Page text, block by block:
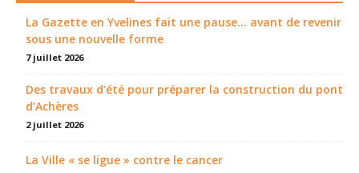
La Gazette en Yvelines fait une pause... avant de revenir
sous une nouvelle forme
7 juillet 2026
Des travaux d’été pour préparer la construction du pont
d’Achères
2 juillet 2026
La Ville « se ligue » contre le cancer